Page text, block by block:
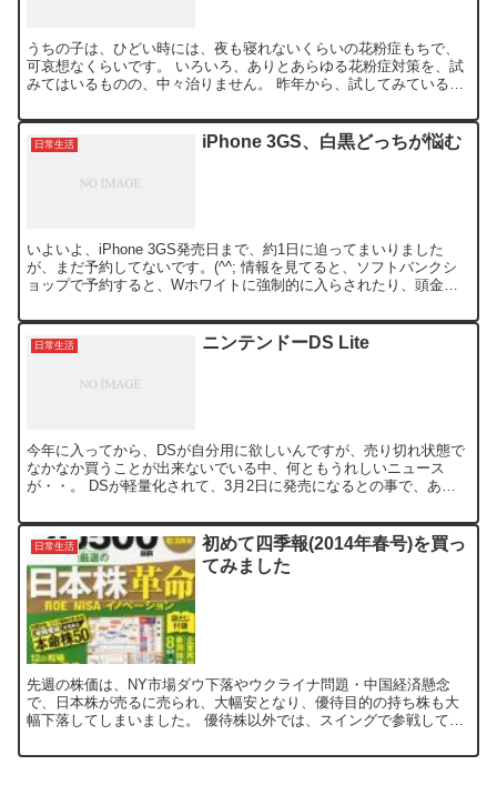
うちの子は、ひどい時には、夜も寝れないくらいの花粉症もちで、
可哀想なくらいです。 いろいろ、ありとあらゆる花粉症対策を、試
みてはいるものの、中々治りません。 昨年から、試してみている一
日常生活 iPhone 3GS、白黒どっちが悩む
いよいよ、iPhone 3GS発売日まで、約1日に迫ってまいりました
が、まだ予約してないです。(^^; 情報を見てると、ソフトバンクシ
ョップで予約すると、Wホワイトに強制的に入らされたり、頭金が
日常生活 ニンテンドーDS Lite
今年に入ってから、DSが自分用に欲しいんですが、売り切れ状態で
なかなか買うことが出来ないでいる中、何ともうれしいニュース
が・・。 DSが軽量化されて、3月2日に発売になるとの事で、あの
日常生活
初めて四季報(2014年春号)を買っ
てみました
先週の株価は、NY市場ダウ下落やウクライナ問題・中国経済懸念
で、日本株が売るに売られ、大幅安となり、優待目的の持ち株も大
幅下落してしまいました。 優待株以外では、スイングで参戦してい